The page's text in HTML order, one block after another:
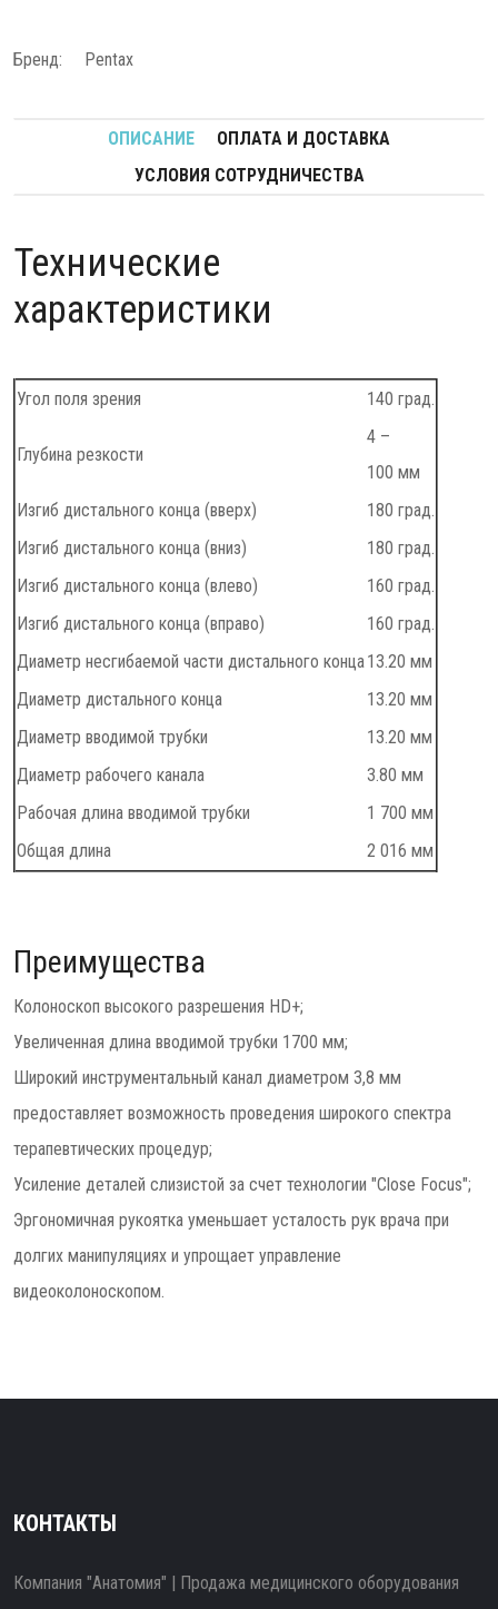
Бренд: Pentax
ОПИСАНИЕ
ОПЛАТА И ДОСТАВКА
УСЛОВИЯ СОТРУДНИЧЕСТВА
Технические
характеристики
Угол поля зрения 140 град.
Глубина резкости
4 –
100 мм
Изгиб дистального конца (вверх)
180 град.
Изгиб дистального конца (вниз)
180 град.
Изгиб дистального конца (влево)
160 град.
Изгиб дистального конца (вправо)
160 град.
Диаметр несгибаемой части дистального конца13.20 мм
Диаметр дистального конца
13.20 мм
Диаметр вводимой трубки
13.20 мм
Диаметр рабочего канала
3.80 мм
Рабочая длина вводимой трубки
1 700 мм
Общая длина
2 016 мм
Преимущества
Колоноскоп высокого разрешения HD+;
Увеличенная длина вводимой трубки 1700 мм;
Широкий инструментальный канал диаметром 3,8 мм
предоставляет возможность проведения широкого спектра
терапевтических процедур;
Усиление деталей слизистой за счет технологии "Close Focus";
Эргономичная рукоятка уменьшает усталость рук врача при
долгих манипуляциях и упрощает управление
видеоколоноскопом.
КОНТАКТЫ
Компания "Анатомия" | Продажа медицинского оборудования